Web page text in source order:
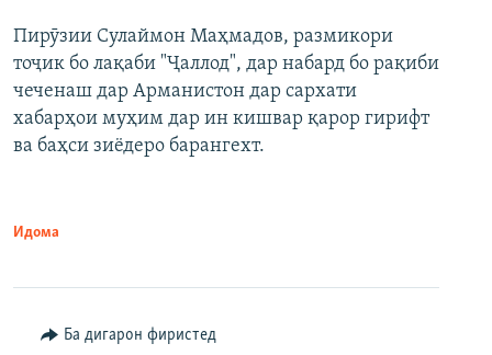
Auto 240p 360p 480p
720p 1080p
360p
480p
Пирӯзии Сулаймон Маҳмадов, размикори
тоҷик бо лақаби "Ҷаллод", дар набард бо рақиби
чеченаш дар Арманистон дар сархати
хабарҳои муҳим дар ин кишвар қарор гирифт
ва баҳси зиёдеро барангехт.
Идома
Ба дигарон фиристед